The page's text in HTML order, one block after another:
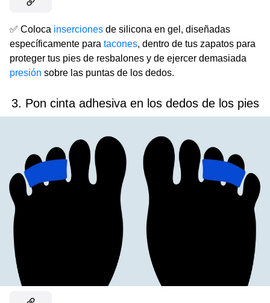
✅ Coloca inserciones de silicona en gel, diseñadas
específicamente para tacones, dentro de tus zapatos para
proteger tus pies de resbalones y de ejercer demasiada
presión sobre las puntas de los dedos.
3. Pon cinta adhesiva en los dedos de los pies